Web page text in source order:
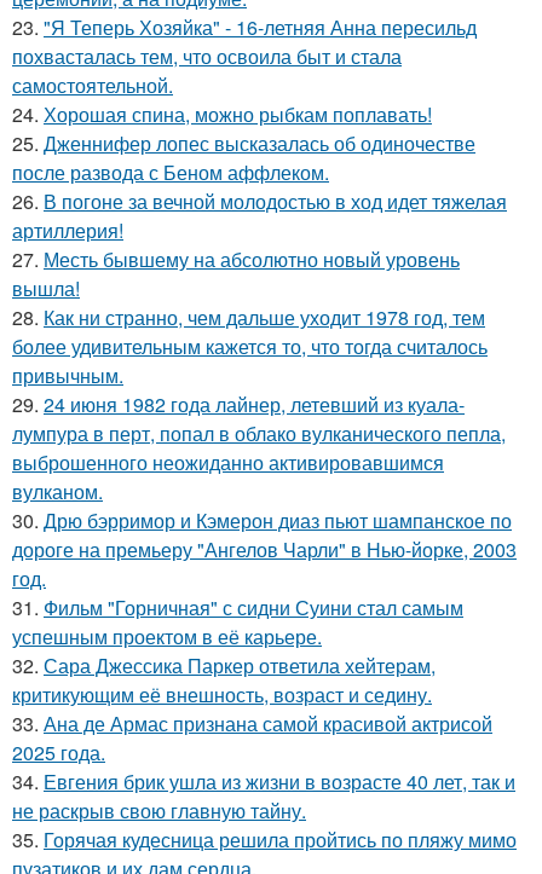
23. "Я Теперь Хозяйка" - 16-летняя Анна пересильд
похвасталась тем, что освоила быт и стала
самостоятельной.
24. Хорошая спина, можно рыбкам поплавать!
25. Дженнифер лопес высказалась об одиночестве
после развода с Беном аффлеком.
26. В погоне за вечной молодостью в ход идет тяжелая
артиллерия!
27. Месть бывшему на абсолютно новый уровень
вышла!
28. Как ни странно, чем дальше уходит 1978 год, тем
более удивительным кажется то, что тогда считалось
привычным.
29. 24 июня 1982 года лайнер, летевший из куала-
лумпура в перт, попал в облако вулканического пепла,
выброшенного неожиданно активировавшимся
вулканом.
30. Дрю бэрримор и Кэмерон диаз пьют шампанское по
дороге на премьеру "Ангелов Чарли" в Нью-йорке, 2003
год.
31. Фильм "Горничная" с сидни Суини стал самым
успешным проектом в её карьере.
32. Сара Джессика Паркер ответила хейтерам,
критикующим её внешность, возраст и седину.
33. Ана де Армас признана самой красивой актрисой
2025 года.
34. Евгения брик ушла из жизни в возрасте 40 лет, так и
не раскрыв свою главную тайну.
35. Горячая кудесница решила пройтись по пляжу мимо
пузатиков и их дам сердца.